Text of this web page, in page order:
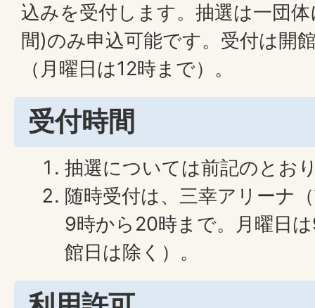
込みを受付します。抽選は一団
間)のみ申込可能です。受付は開
（月曜日は12時まで）。
受付時間
抽選については前記のとお
随時受付は、三幸アリーナ
9時から20時まで。月曜日
館日は除く）。